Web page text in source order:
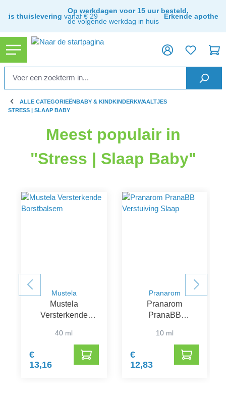
thuislevering vanaf € 29
Op werkdagen voor 15 uur besteld,
de volgende werkdag in huis
Erkende apotheek
ALLE CATEGORIEËNBABY & KINDKINDERKWAALTJES
STRESS | SLAAP BABY
Meest populair in
"Stress | Slaap Baby"
Mustela
Mustela
Versterkende
40 ml
€
13,16
Pranarom
Pranarom
PranaBB
10 ml
€
12,83